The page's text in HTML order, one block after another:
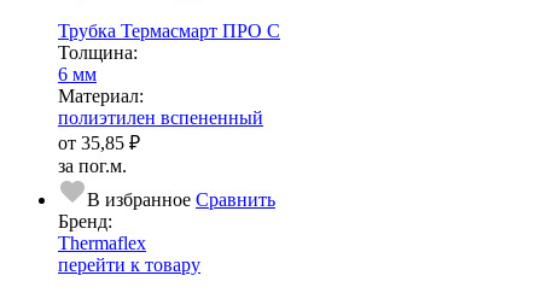
Трубка Термасмарт ПРО С
Тол­щи­на:
6 мм
Ма­­те­­ри­­ал:
полиэтилен вспененный
от 35,85 ₽
за пог.м.
В избранное Сравнить
Бренд:
Thermaflex
перейти к товару